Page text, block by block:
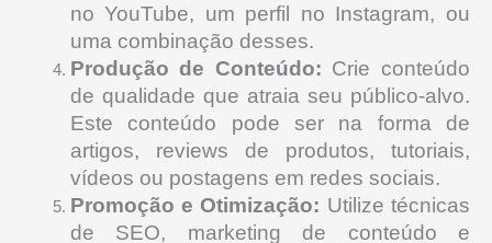
no YouTube, um perfil no Instagram, ou
uma combinação desses.
Produção de Conteúdo: Crie conteúdo
de qualidade que atraia seu público-alvo.
Este conteúdo pode ser na forma de
artigos, reviews de produtos, tutoriais,
vídeos ou postagens em redes sociais.
Promoção e Otimização: Utilize técnicas
de SEO, marketing de conteúdo e